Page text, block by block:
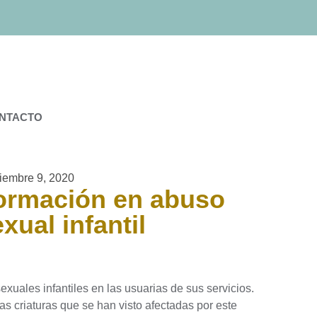
9, 2020
en abuso
infantil
infantiles en las usuarias de sus servicios.
criaturas que se han visto afectadas por este